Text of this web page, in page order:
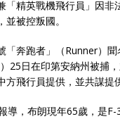
「精英戰機飛行員」因非
被控叛國。
「奔跑者」（Runner）
25日在印第安納州被捕
飛行員提供，並共謀提
導，布朗現年65歲，是F-